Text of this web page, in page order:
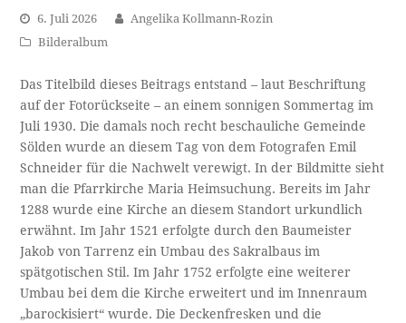
6. Juli 2026
Angelika Kollmann-Rozin
Bilderalbum
Das Titelbild dieses Beitrags entstand – laut Beschriftung
auf der Fotorückseite – an einem sonnigen Sommertag im
Juli 1930. Die damals noch recht beschauliche Gemeinde
Sölden wurde an diesem Tag von dem Fotografen Emil
Schneider für die Nachwelt verewigt. In der Bildmitte sieht
man die Pfarrkirche Maria Heimsuchung. Bereits im Jahr
1288 wurde eine Kirche an diesem Standort urkundlich
erwähnt. Im Jahr 1521 erfolgte durch den Baumeister
Jakob von Tarrenz ein Umbau des Sakralbaus im
spätgotischen Stil. Im Jahr 1752 erfolgte eine weiterer
Umbau bei dem die Kirche erweitert und im Innenraum
„barockisiert“ wurde. Die Deckenfresken und die